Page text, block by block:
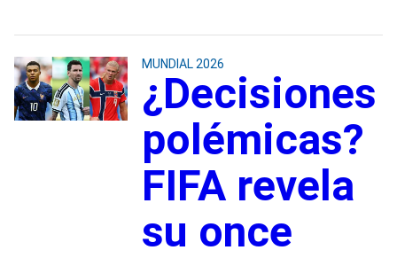
MUNDIAL 2026
¿Decisiones
polémicas?
FIFA revela
su once